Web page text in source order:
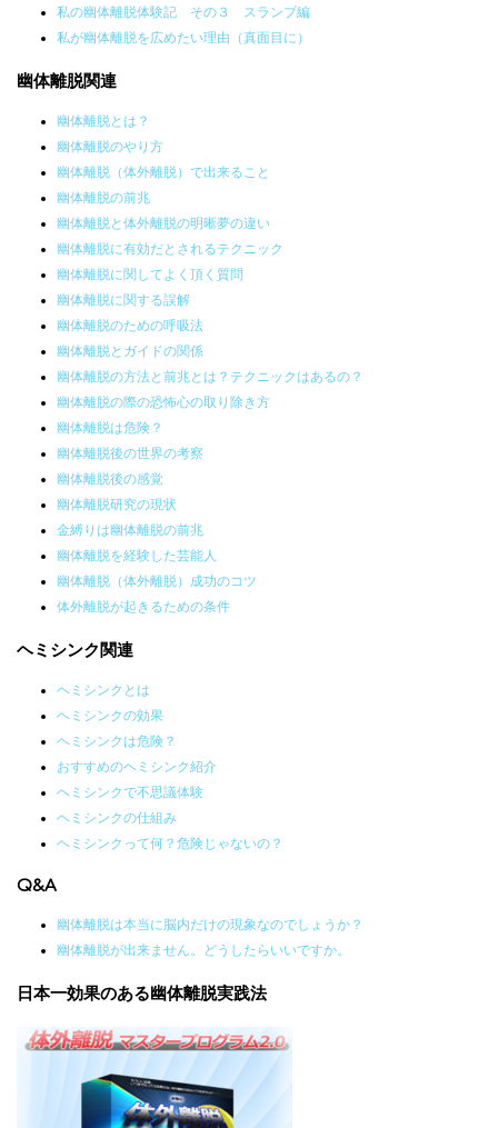
私の幽体離脱体験記 その３ スランプ編
私が幽体離脱を広めたい理由（真面目に）
幽体離脱関連
幽体離脱とは？
幽体離脱のやり方
幽体離脱（体外離脱）で出来ること
幽体離脱の前兆
幽体離脱と体外離脱の明晰夢の違い
幽体離脱に有効だとされるテクニック
幽体離脱に関してよく頂く質問
幽体離脱に関する誤解
幽体離脱のための呼吸法
幽体離脱とガイドの関係
幽体離脱の方法と前兆とは？テクニックはあるの？
幽体離脱の際の恐怖心の取り除き方
幽体離脱は危険？
幽体離脱後の世界の考察
幽体離脱後の感覚
幽体離脱研究の現状
金縛りは幽体離脱の前兆
幽体離脱を経験した芸能人
幽体離脱（体外離脱）成功のコツ
体外離脱が起きるための条件
ヘミシンク関連
ヘミシンクとは
ヘミシンクの効果
ヘミシンクは危険？
おすすめのヘミシンク紹介
ヘミシンクで不思議体験
ヘミシンクの仕組み
ヘミシンクって何？危険じゃないの？
Q&A
幽体離脱は本当に脳内だけの現象なのでしょうか？
幽体離脱が出来ません。どうしたらいいですか。
日本一効果のある幽体離脱実践法